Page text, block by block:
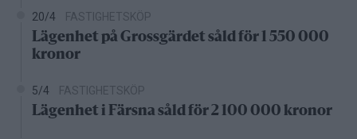
20/4 FASTIGHETSKÖP
Lägenhet på Grossgärdet såld för 1 550 000
kronor
5/4 FASTIGHETSKÖP
Lägenhet i Färsna såld för 2 100 000 kronor